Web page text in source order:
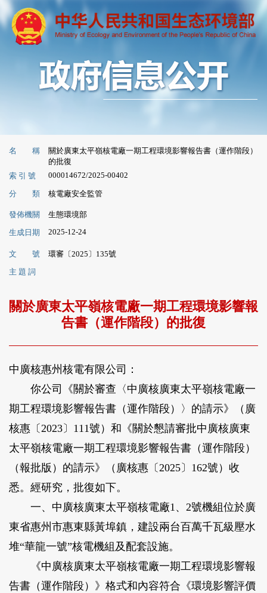
名 稱
關於廣東太平嶺核電廠一期工程環境影響報告書（運作階段）
的批復
索 引 號
000014672/2025-00402
分 類 核電廠安全監管
發佈機關
生態環境部
生成日期
2025-12-24
文 號
環審〔2025〕135號
主 題 詞
關於廣東太平嶺核電廠一期工程環境影響報
告書（運作階段）的批復
中廣核惠州核電有限公司：
你公司《關於審查〈中廣核廣東太平嶺核電廠一
期工程環境影響報告書（運作階段）〉的請示》（廣
核惠〔2023〕111號）和《關於懇請審批中廣核廣東
太平嶺核電廠一期工程環境影響報告書（運作階段）
（報批版）的請示》（廣核惠〔2025〕162號）收
悉。經研究，批復如下。
一、中廣核廣東太平嶺核電廠1、2號機組位於廣
東省惠州市惠東縣黃埠鎮，建設兩台百萬千瓦級壓水
堆“華龍一號”核電機組及配套設施。
《中廣核廣東太平嶺核電廠一期工程環境影響報
告書（運作階段）》格式和內容符合《環境影響評價